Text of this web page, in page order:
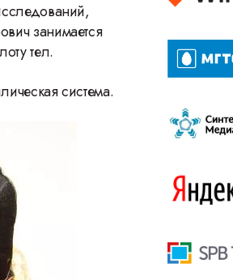
занимается
тел.
система.